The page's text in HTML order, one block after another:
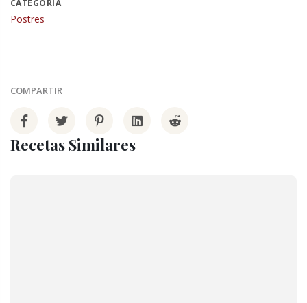
CATEGORÍA
Postres
COMPARTIR
Recetas Similares